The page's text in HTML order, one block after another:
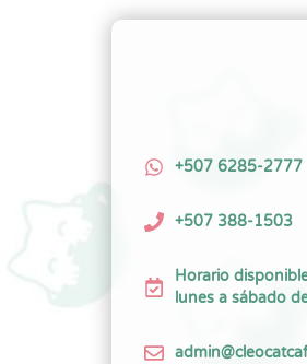
+507 6285-2777
+507 388-1503
Horario
lunes a sábado